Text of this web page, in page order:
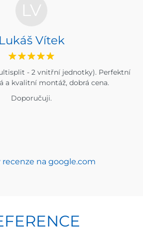
LV
Lukáš Vítek
- 2 vnitřní jednotky). Perfektní
a kvalitní montáž, dobrá cena.
Doporučuji.
recenze na google.com